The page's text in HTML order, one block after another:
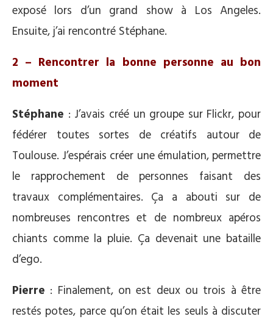
exposé lors d’un grand show à Los Angeles.
Ensuite, j’ai rencontré Stéphane.
2 – Rencontrer la bonne personne au bon
moment
Stéphane : J’avais créé un groupe sur Flickr, pour
fédérer toutes sortes de créatifs autour de
Toulouse. J’espérais créer une émulation, permettre
le rapprochement de personnes faisant des
travaux complémentaires. Ça a abouti sur de
nombreuses rencontres et de nombreux apéros
chiants comme la pluie. Ça devenait une bataille
d’ego.
Pierre : Finalement, on est deux ou trois à être
restés potes, parce qu’on était les seuls à discuter